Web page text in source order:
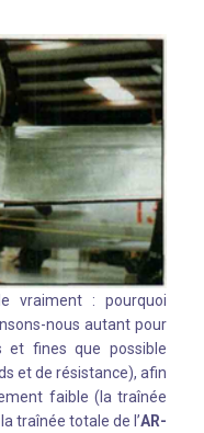
vraiment : pourquoi
nous autant pour
et fines que possible
et de résistance), afin
faible (la traînée
traînée totale de l’AR-